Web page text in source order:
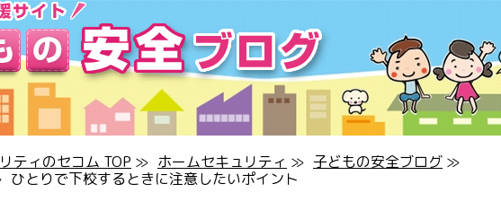
ティのセコム TOP ≫ ホームセキュリティ ≫ 子どもの安全ブログ ≫
ひとりで下校するときに注意したいポイント